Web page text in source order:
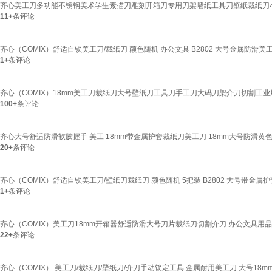
齐心美工刀多功能不锈钢美术学生素描刀雕刻开箱刀专用刀架墙纸工具刀壁纸裁纸
11+条评论
齐心（COMIX）舒适自锁美工刀/裁纸刀 颜色随机 办公文具 B2802 大号金属防滑美
1+条评论
齐心（COMIX）18mm美工刀裁纸刀大号壁纸刀工具刀手工刀大码刀架介刀切割工
100+条评论
齐心大号舒适防滑软胶握手 美工 18mm带金属护套裁纸刀美工刀 18mm大号防滑黄
20+条评论
齐心（COMIX）舒适自锁美工刀/壁纸刀裁纸刀 颜色随机 5把装 B2802 大号带金属
1+条评论
齐心（COMIX）美工刀18mm开箱器舒适防滑大号刀片裁纸刀切割介刀 办公文具用
22+条评论
齐心（COMIX） 美工刀/裁纸刀/壁纸刀/介刀手动锁定工具 金属耐用美工刀 大号